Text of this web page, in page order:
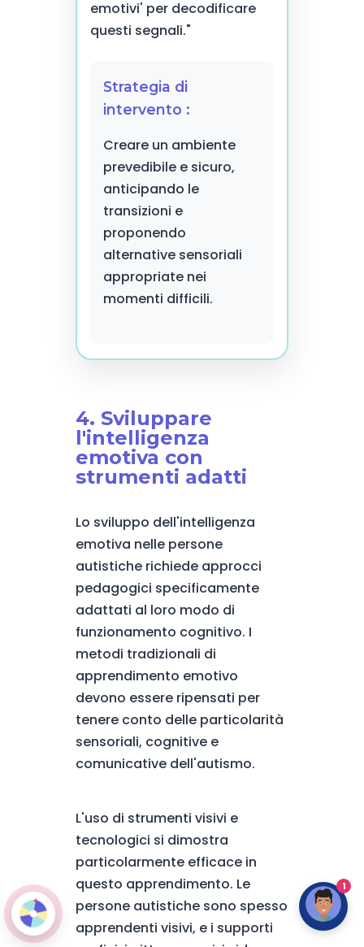
emotivi' per decodificare
questi segnali."
Strategia di
intervento :
Creare un ambiente
prevedibile e sicuro,
anticipando le
transizioni e
proponendo
alternative sensoriali
appropriate nei
momenti difficili.
4. Sviluppare
l'intelligenza
emotiva con
strumenti adatti
Lo sviluppo dell'intelligenza
emotiva nelle persone
autistiche richiede approcci
pedagogici specificamente
adattati al loro modo di
funzionamento cognitivo. I
metodi tradizionali di
apprendimento emotivo
devono essere ripensati per
tenere conto delle particolarità
sensoriali, cognitive e
comunicative dell'autismo.
L'uso di strumenti visivi e
tecnologici si dimostra
particolarmente efficace in
questo apprendimento. Le
persone autistiche sono spesso
apprendenti visivi, e i supporti
1